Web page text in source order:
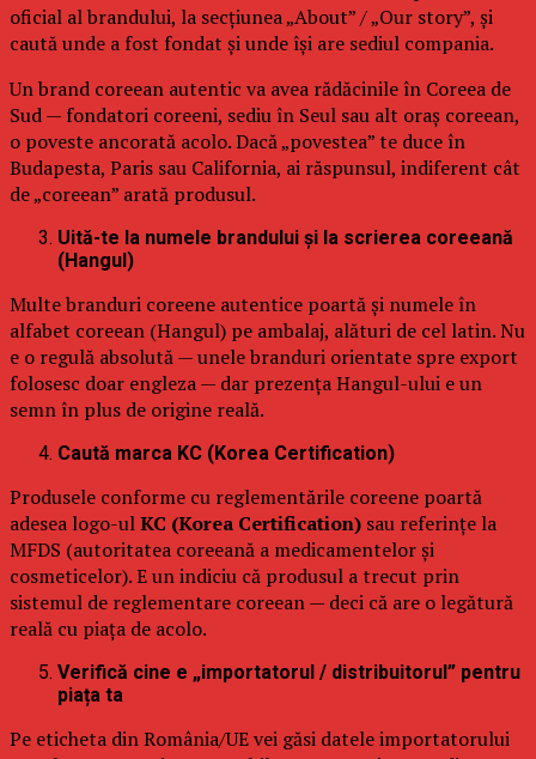
oficial al brandului, la secțiunea „About” / „Our story”, și
caută unde a fost fondat și unde își are sediul compania.
Un brand coreean autentic va avea rădăcinile în Coreea de
Sud — fondatori coreeni, sediu în Seul sau alt oraș coreean,
o poveste ancorată acolo. Dacă „povestea” te duce în
Budapesta, Paris sau California, ai răspunsul, indiferent cât
de „coreean” arată produsul.
Uită-te la numele brandului și la scrierea coreeană
(Hangul)
Multe branduri coreene autentice poartă și numele în
alfabet coreean (Hangul) pe ambalaj, alături de cel latin. Nu
e o regulă absolută — unele branduri orientate spre export
folosesc doar engleza — dar prezența Hangul-ului e un
semn în plus de origine reală.
Caută marca KC (Korea Certification)
Produsele conforme cu reglementările coreene poartă
adesea logo-ulKC (Korea Certification) sau referințe la
MFDS (autoritatea coreeană a medicamentelor și
cosmeticelor). E un indiciu că produsul a trecut prin
sistemul de reglementare coreean — deci că are o legătură
reală cu piața de acolo.
Verifică cine e „importatorul / distribuitorul” pentru
piața ta
Pe eticheta din România/UE vei găsi datele importatorului